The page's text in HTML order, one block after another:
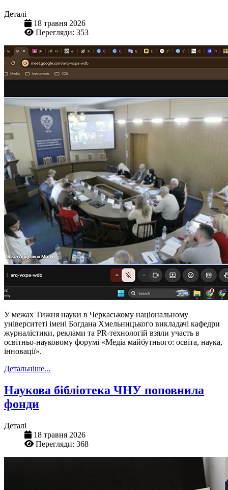
Деталі
18 травня 2026
Перегляди: 353
У межах Тижня науки в Черкаському національному
університеті імені Богдана Хмельницького викладачі кафедри
журналістики, реклами та PR-технологій взяли участь в
освітньо-науковому форумі «Медіа майбутнього: освіта, наука,
інновації».
Детальніше...
Наукова бібліотека ЧНУ поповнила
фонди
Деталі
18 травня 2026
Перегляди: 368